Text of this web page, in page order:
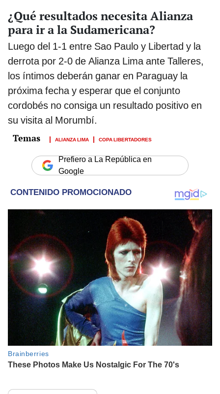
¿Qué resultados necesita Alianza
para ir a la Sudamericana?
Luego del 1-1 entre Sao Paulo y Libertad y la
derrota por 2-0 de Alianza Lima ante Talleres,
los íntimos deberán ganar en Paraguay la
próxima fecha y esperar que el conjunto
cordobés no consiga un resultado positivo en
su visita al Morumbí.
ALIANZA LIMA COPA LIBERTADORES
Prefiero a La República en
Google